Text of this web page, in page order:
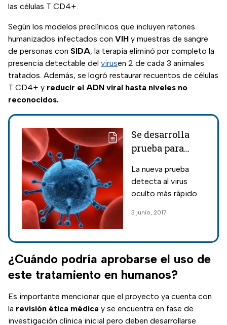
las células T CD4+.
Según los modelos preclínicos que incluyen ratones
humanizados infectados con VIH y muestras de sangre
de personas con SIDA, la terapia eliminó por completo la
presencia detectable del virusen 2 de cada 3 animales
tratados. Además, se logró restaurar recuentos de células
T CD4+ y reducir el ADN viral hasta niveles no
reconocidos.
Se desarrolla
prueba para
oculto
La nueva prueba
detecta al virus
oculto más rápido.
3 junio, 2017
¿Cuándo podría aprobarse el uso de
este tratamiento en humanos?
Es importante mencionar que el proyecto ya cuenta con
la revisión ética médica y se encuentra en fase de
investigación clínica inicial pero deben desarrollarse